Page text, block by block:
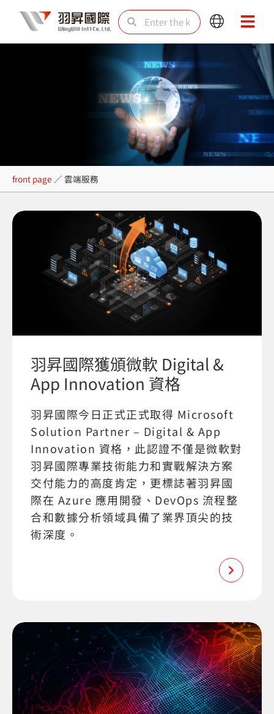
content
SearchSearch
Main
Menu
Main
Menu
雲端服務
front page ／ 雲端服務
羽昇國際獲頒微軟 Digital &
App Innovation 資格
羽昇國際今日正式正式取得 Microsoft
Solution Partner – Digital & App
Innovation 資格，此認證不僅是微軟對
羽昇國際專業技術能力和實戰解決方案
交付能力的高度肯定，更標誌著羽昇國
際在 Azure 應用開發、DevOps 流程整
合和數據分析領域具備了業界頂尖的技
術深度。